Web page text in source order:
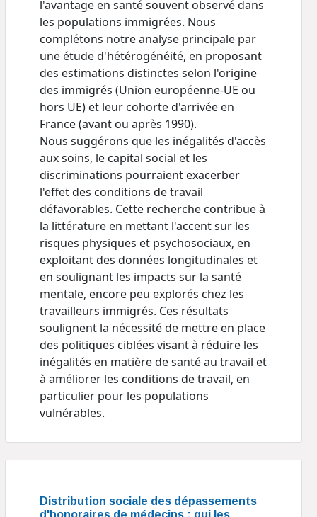
l'avantage en santé souvent observé dans
les populations immigrées. Nous
complétons notre analyse principale par
une étude d'hétérogénéité, en proposant
des estimations distinctes selon l'origine
des immigrés (Union européenne-UE ou
hors UE) et leur cohorte d'arrivée en
France (avant ou après 1990).
Nous suggérons que les inégalités d'accès
aux soins, le capital social et les
discriminations pourraient exacerber
l'effet des conditions de travail
défavorables. Cette recherche contribue à
la littérature en mettant l'accent sur les
risques physiques et psychosociaux, en
exploitant des données longitudinales et
en soulignant les impacts sur la santé
mentale, encore peu explorés chez les
travailleurs immigrés. Ces résultats
soulignent la nécessité de mettre en place
des politiques ciblées visant à réduire les
inégalités en matière de santé au travail et
à améliorer les conditions de travail, en
particulier pour les populations
vulnérables.
Distribution sociale des dépassements
d'honoraires de médecins : qui les